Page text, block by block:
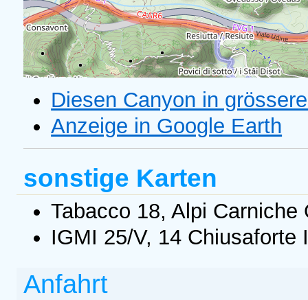
Diesen Canyon in
Anzeige in Google Earth
sonstige Karten
Tabacco 18, Alpi
IGMI 25/V, 14 Chiusaforte
Anfahrt